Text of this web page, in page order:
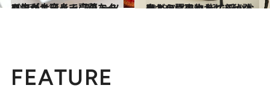
2016.12.14
コンビニスイーツのエクレアが大変身！ フルーツ＆生クリームで豪華な一皿に
グルメ 2018.7.23
麦わら帽子やかごバッグなどの夏小物 街で浮かないように取り入れる秘訣は？
ライフスタイル
FEATURE